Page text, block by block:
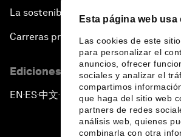
Esta página web
Las cookies de este
para personalizar el
anuncios, ofrecer
sociales y analizar el
compartimos
que haga del sitio web
partners de redes
análisis web, quienes
combinarla con otra
La sostenibilidad en el Foro
Carreras profesionales
Ediciones en otros idiomas
EN ▪ ES▪中文▪ 日本語